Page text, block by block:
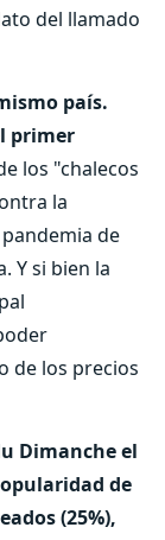
del llamado
país.
primer
los "chalecos
la
de
Y si bien la
de los precios
Dimanche el
de
(25%),